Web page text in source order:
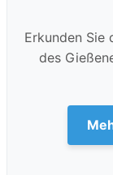
Erkunden Sie
des